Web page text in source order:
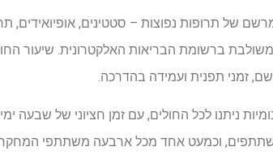
אנגליה בעקבות מרשם של תרופות נפוצות – סטטינים, אופיואידים,
משולבת ברשומת הבריאות האלקטרונית. שיעור
זמני תפנית ועמידה בהדרכה.
ניתנו לכל החולים, עם זמן חציוני של שבעה
הקשורה למרשם תרופות נפוצות נמצאה אצל 95% מהמשתתפים, וכמעט אחד מכל ארבעה